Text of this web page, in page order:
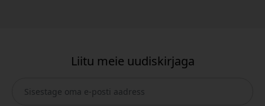
Liitu meie uudiskirjaga